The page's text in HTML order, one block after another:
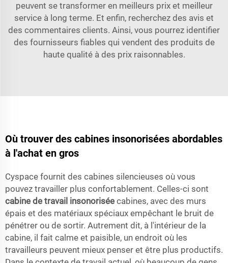
peuvent se transformer en meilleurs prix et meilleur
service à long terme. Et enfin, recherchez des avis et
des commentaires clients. Ainsi, vous pourrez identifier
des fournisseurs fiables qui vendent des produits de
haute qualité à des prix raisonnables.
Où trouver des cabines insonorisées abordables
à l'achat en gros
Cyspace fournit des cabines silencieuses où vous
pouvez travailler plus confortablement. Celles-ci sont
cabine de travail insonorisée cabines, avec des murs
épais et des matériaux spéciaux empêchant le bruit de
pénétrer ou de sortir. Autrement dit, à l'intérieur de la
cabine, il fait calme et paisible, un endroit où les
travailleurs peuvent mieux penser et être plus productifs.